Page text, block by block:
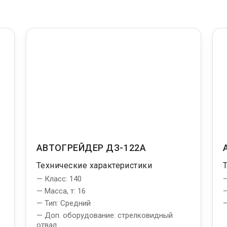
АВТОГРЕЙДЕР ДЗ-122А
Технические характеристики
— Класс: 140
— Масса, т: 16
— Тип: Средний
— Доп. оборудование: стрелковидный
отвал